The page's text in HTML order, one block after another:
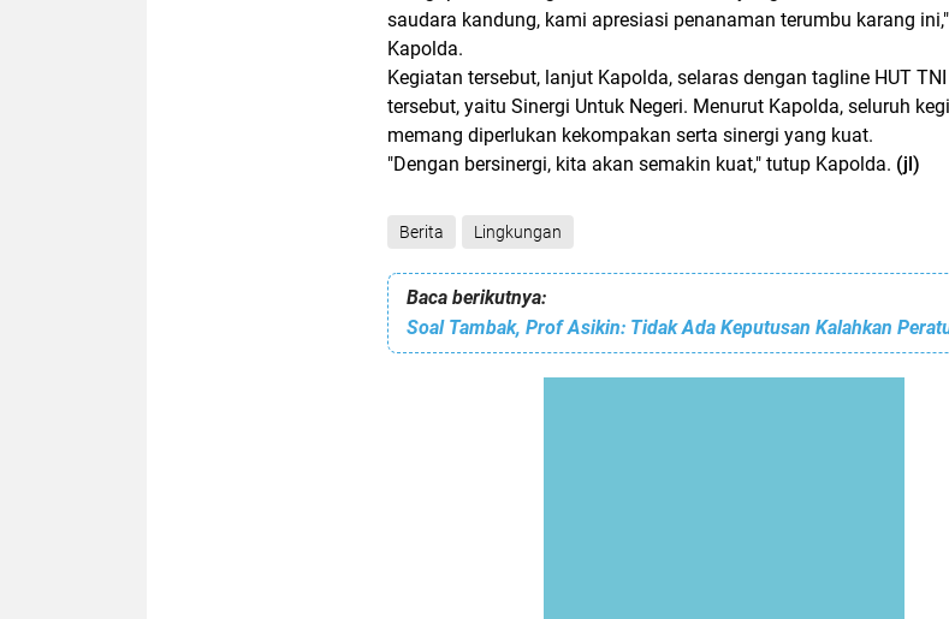
saudara kandung, kami apresiasi penanaman terumbu karang
Kapolda.
Kegiatan tersebut, lanjut Kapolda, selaras dengan tagline HUT
tersebut, yaitu Sinergi Untuk Negeri. Menurut Kapolda, seluruh
memang diperlukan kekompakan serta sinergi yang kuat.
"Dengan bersinergi, kita akan semakin kuat," tutup Kapolda. (jl)
Berita Lingkungan
Baca berikutnya:
Soal Tambak, Prof Asikin: Tidak Ada Keputusan Kalahkan